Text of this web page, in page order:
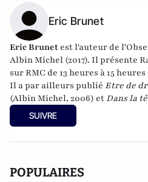
Eric Brunet
Eric Brunet est l'auteur de
Albin Michel (2017). Il présente
sur RMC de 13 heures à 15 heures
Il a par ailleurs publié Etre de
(Albin Michel, 2006) et Dans la
SUIVRE
POPULAIRES